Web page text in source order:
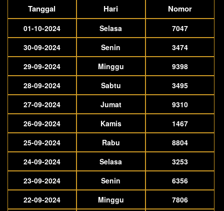
Tanggal Hari Nomor
01-10-2024 Selasa
7047
30-09-2024
Senin
3474
29-09-2024
Minggu
9398
28-09-2024
Sabtu
3495
27-09-2024
Jumat
9310
26-09-2024
Kamis
1467
25-09-2024
Rabu
8804
24-09-2024
Selasa
3253
23-09-2024
Senin
6356
22-09-2024
Minggu 7806